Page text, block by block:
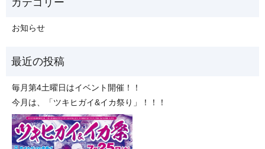
お知らせ
毎月第4土曜日はイベント開催！！
今月は、「ツキヒガイ&イカ祭り」！！！